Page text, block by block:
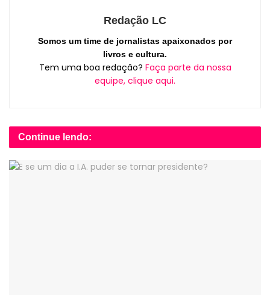
Redação LC
Somos um time de jornalistas apaixonados por
livros e cultura.
Tem uma boa redação? Faça parte da nossa
equipe, clique aqui.
Continue lendo: